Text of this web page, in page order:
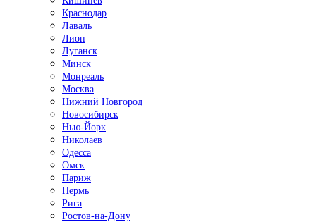
Краснодар
Лаваль
Лион
Луганск
Минск
Монреаль
Москва
Нижний Новгород
Новосибирск
Нью-Йорк
Николаев
Одесса
Омск
Париж
Пермь
Рига
Ростов-на-Дону